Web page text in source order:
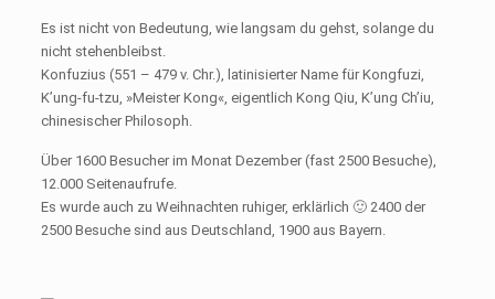
Es ist nicht von Bedeutung, wie langsam du gehst, solange du
nicht stehenbleibst.
Konfuzius (551 – 479 v. Chr.), latinisierter Name für Kongfuzi,
K’ung-fu-tzu, »Meister Kong«, eigentlich Kong Qiu, K’ung Ch’iu,
chinesischer Philosoph.
Über 1600 Besucher im Monat Dezember (fast 2500 Besuche),
12.000 Seitenaufrufe.
Es wurde auch zu Weihnachten ruhiger, erklärlich 🙂 2400 der
2500 Besuche sind aus Deutschland, 1900 aus Bayern.